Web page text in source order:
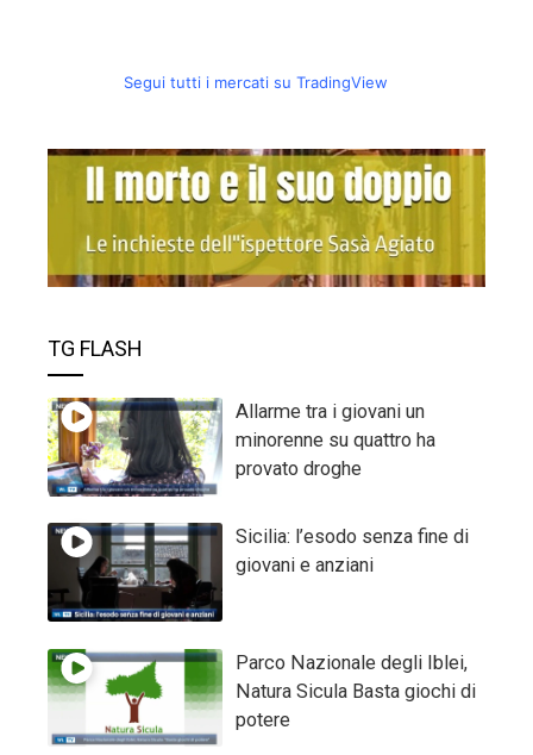
Segui tutti i mercati su TradingView
TG FLASH
Allarme tra i giovani un
minorenne su quattro ha
provato droghe
Sicilia: l’esodo senza fine di
giovani e anziani
Parco Nazionale degli Iblei,
Natura Sicula Basta giochi di
potere